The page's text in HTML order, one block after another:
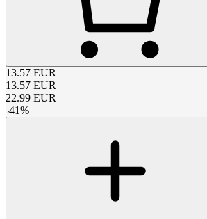
13.57 EUR
13.57 EUR
22.99 EUR
-41%